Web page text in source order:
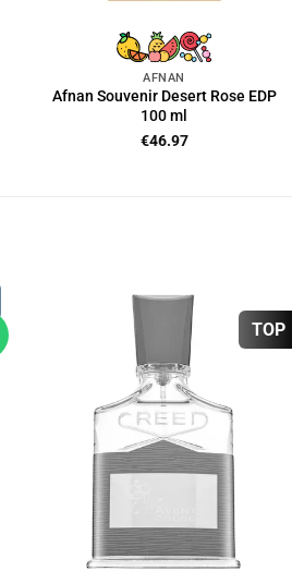
AFNAN
Afnan Souvenir Desert Rose EDP
100 ml
€46.97
TOP